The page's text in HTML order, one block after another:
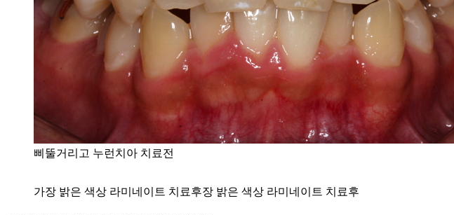
삐뚤거리고 누런치아 치료전
가장 밝은 색상 라미네이트 치료후장 밝은 색상 라미네이트 치료후